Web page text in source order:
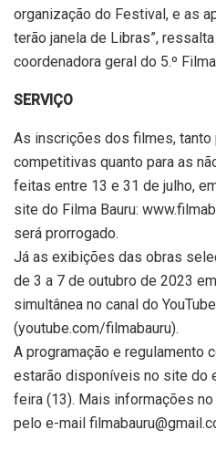
organização do Festival, e as
terão janela de Libras”,
coordenadora geral do 5.º
SERVIÇO
As inscrições dos filmes, tanto
competitivas quanto para as
feitas entre 13 e 31 de julho,
site do Filma Bauru:
será prorrogado.
Já as exibições das obras
de 3 a 7 de outubro de 2023
simultânea no canal do
(youtube.com/filmabauru).
A programação e regulamento
estarão disponíveis no site do
feira (13). Mais informações
pelo e-mail